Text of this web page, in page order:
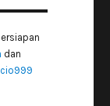
dan